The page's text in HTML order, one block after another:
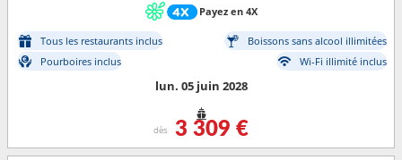
Payez en 4X
Tous les restaurants inclus
Boissons sans alcool illimitées
Pourboires inclus
Wi-Fi illimité inclus
lun. 05 juin 2028
dès 3 309 €